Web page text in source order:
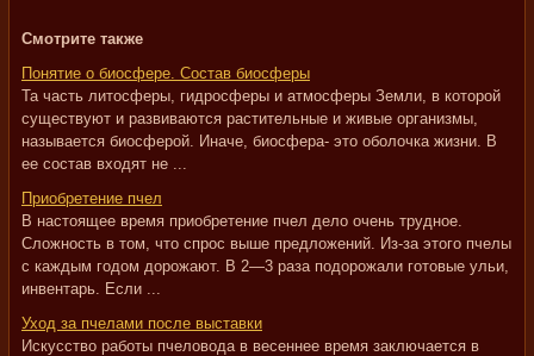
Смотрите также
Понятие о биосфере. Состав биосферы
Та часть литосферы, гидросферы и атмосферы Земли, в которой
существуют и развиваются растительные и живые организмы,
называется биосферой. Иначе, биосфера- это оболочка жизни. В
ее состав входят не ...
Приобретение пчел
В настоящее время приобретение пчел дело очень трудное.
Сложность в том, что спрос выше предложений. Из-за этого пчелы
с каждым годом дорожают. В 2—3 раза подорожали готовые ульи,
инвентарь. Если ...
Уход за пчелами после выставки
Искусство работы пчеловода в весеннее время заключается в